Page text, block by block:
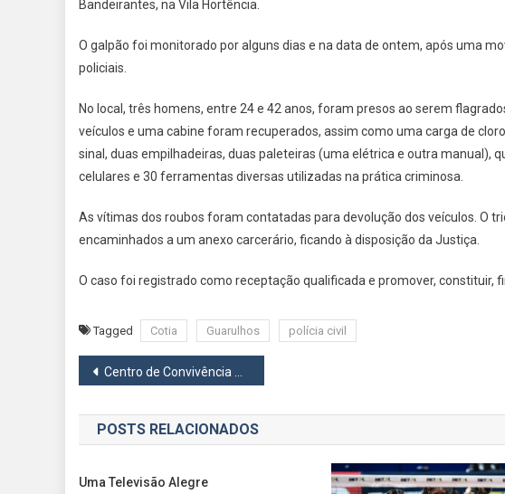
Bandeirantes, na Vila Hortência.
O galpão foi monitorado por alguns dias e na data de ontem, após uma
policiais.
No local, três homens, entre 24 e 42 anos, foram presos ao serem
veículos e uma cabine foram recuperados, assim como uma carga de
sinal, duas empilhadeiras, duas paleteiras (uma elétrica e outra manual),
celulares e 30 ferramentas diversas utilizadas na prática criminosa.
As vítimas dos roubos foram contatadas para devolução dos veículos. O
encaminhados a um anexo carcerário, ficando à disposição da Justiça.
O caso foi registrado como receptação qualificada e promover, constituir,
Tagged Cotia Guarulhos polícia civil
Navegação
de
Post
Centro de Convivência da Vila Yara será reformado a partir de setembro
POSTS RELACIONADOS
Uma Televisão Alegre